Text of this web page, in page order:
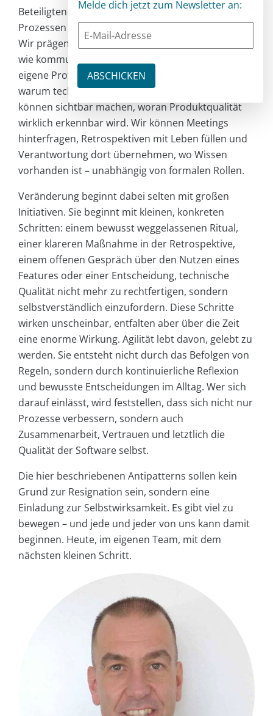
Beteiligten in agilen Teams sind wir diesen
Prozessen nicht ausgeliefert. Wir sind Teil davon.
Wir prägen, wie geschätzt wird, wie gemessen wird,
wie kommuniziert wird und wie ernst wir unsere
eigene Profession nehmen. Wir können erklären,
warum technische Exzellenz kein Luxus ist. Wir
können sichtbar machen, woran Produktqualität
wirklich erkennbar wird. Wir können Meetings
hinterfragen, Retrospektiven mit Leben füllen und
Verantwortung dort übernehmen, wo Wissen
vorhanden ist – unabhängig von formalen Rollen.
Veränderung beginnt dabei selten mit großen
Initiativen. Sie beginnt mit kleinen, konkreten
Schritten: einem bewusst weggelassenen Ritual,
einer klareren Maßnahme in der Retrospektive,
einem offenen Gespräch über den Nutzen eines
Features oder einer Entscheidung, technische
Qualität nicht mehr zu rechtfertigen, sondern
selbstverständlich einzufordern. Diese Schritte
wirken unscheinbar, entfalten aber über die Zeit
eine enorme Wirkung. Agilität lebt davon, gelebt zu
werden. Sie entsteht nicht durch das Befolgen von
Regeln, sondern durch kontinuierliche Reflexion
und bewusste Entscheidungen im Alltag. Wer sich
darauf einlässt, wird feststellen, dass sich nicht nur
Prozesse verbessern, sondern auch
Zusammenarbeit, Vertrauen und letztlich die
Qualität der Software selbst.
Die hier beschriebenen Antipatterns sollen kein
Grund zur Resignation sein, sondern eine
Einladung zur Selbstwirksamkeit. Es gibt viel zu
bewegen – und jede und jeder von uns kann damit
beginnen. Heute, im eigenen Team, mit dem
nächsten kleinen Schritt.
Melde dich jetzt zum Newsletter an: